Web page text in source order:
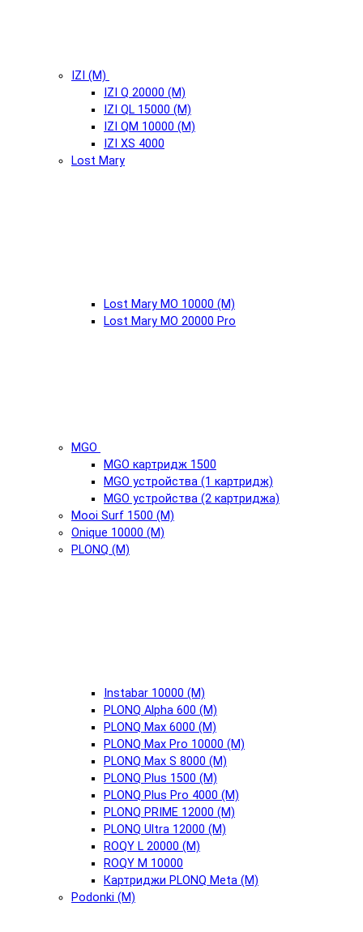
IZI (М)
IZI Q 20000 (М)
IZI QL 15000 (М)
IZI QM 10000 (М)
IZI XS 4000
Lost Mary
Lost Mary MO 10000 (М)
Lost Mary MO 20000 Pro
MGO
MGO картридж 1500
MGO устройства (1 картридж)
MGO устройства (2 картриджа)
Mooi Surf 1500 (М)
Onique 10000 (М)
PLONQ (М)
Instabar 10000 (М)
PLONQ Alpha 600 (М)
PLONQ Max 6000 (М)
PLONQ Max Pro 10000 (М)
PLONQ Max S 8000 (М)
PLONQ Plus 1500 (М)
PLONQ Plus Pro 4000 (М)
PLONQ PRIME 12000 (М)
PLONQ Ultra 12000 (М)
ROQY L 20000 (М)
ROQY M 10000
Картриджи PLONQ Meta (М)
Podonki (М)